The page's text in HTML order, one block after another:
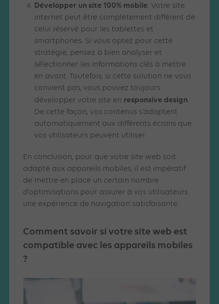
Développer un site 100% mobile. Votre site
internet peut être complètement différent de
celui réservé pour les tablettes et
smartphones. Si vous optez pour cette
stratégie, pensez à bien analyser et
sélectionner les informations clés à mettre
en avant. Toutefois, si cette solution ne vous
convient pas, vous pouvez toujours
développer votre site en responsive design.
De cette façon, vos contenus s’adaptent
automatiquement aux différents écrans que
vos utilisateurs peuvent utiliser.
En conclusion, pour que votre site web soit
adapté aux appareils mobiles, il est impératif
de mettre en place un certain nombre
d’optimisations pour assurer à vos utilisateurs
une expérience de navigation satisfaisante.
Comment savoir si votre site web est
compatible avec les appareils mobiles
?